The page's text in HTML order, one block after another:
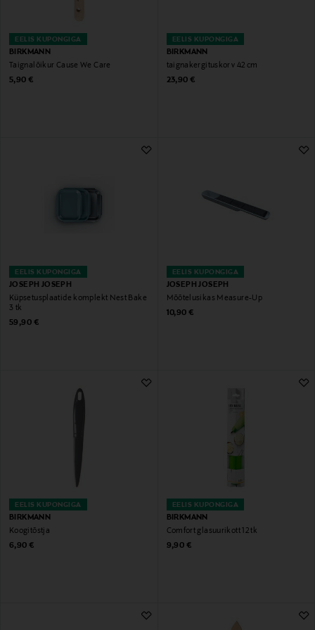
EELIS KUPONGIGA
BIRKMANN
Taignalõikur Cause We Care
Original Price
5,90 €
EELIS KUPONGIGA
BIRKMANN
taignakergituskorv 42 cm
Original Price
23,90 €
EELIS KUPONGIGA
JOSEPH JOSEPH
Küpsetusplaatide komplekt Nest Bake
3 tk
Original Price
59,90 €
EELIS KUPONGIGA
JOSEPH JOSEPH
Mõõtelusikas Measure-Up
Original Price
10,90 €
EELIS KUPONGIGA
BIRKMANN
Koogitõstja
Original Price
6,90 €
EELIS KUPONGIGA
BIRKMANN
Comfort glasuurikott 12 tk
Original Price
9,90 €